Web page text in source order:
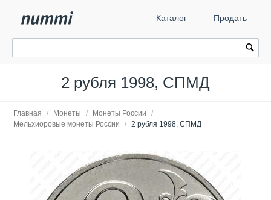
Каталог Продать
2 рубля 1998, СПМД
Главная / Монеты / Монеты России
/
Мельхиоровые монеты России
/ 2 рубля 1998, СПМД